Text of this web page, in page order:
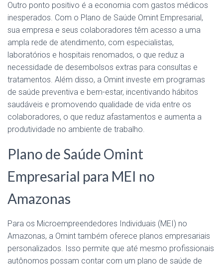
Outro ponto positivo é a economia com gastos médicos
inesperados. Com o Plano de Saúde Omint Empresarial,
sua empresa e seus colaboradores têm acesso a uma
ampla rede de atendimento, com especialistas,
laboratórios e hospitais renomados, o que reduz a
necessidade de desembolsos extras para consultas e
tratamentos. Além disso, a Omint investe em programas
de saúde preventiva e bem-estar, incentivando hábitos
saudáveis e promovendo qualidade de vida entre os
colaboradores, o que reduz afastamentos e aumenta a
produtividade no ambiente de trabalho.
Plano de Saúde Omint
Empresarial para MEI no
Amazonas
Para os Microempreendedores Individuais (MEI) no
Amazonas, a Omint também oferece planos empresariais
personalizados. Isso permite que até mesmo profissionais
autônomos possam contar com um plano de saúde de